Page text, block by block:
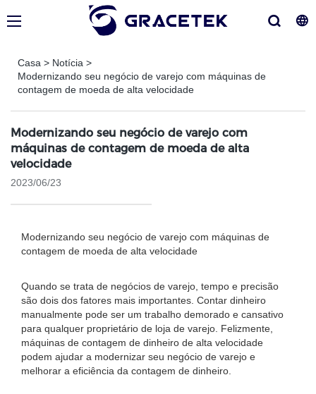
Casa > Notícia >
Modernizando seu negócio de varejo com máquinas de
contagem de moeda de alta velocidade
Modernizando seu negócio de varejo com
máquinas de contagem de moeda de alta
velocidade
2023/06/23
Modernizando seu negócio de varejo com máquinas de
contagem de moeda de alta velocidade
Quando se trata de negócios de varejo, tempo e precisão
são dois dos fatores mais importantes. Contar dinheiro
manualmente pode ser um trabalho demorado e cansativo
para qualquer proprietário de loja de varejo. Felizmente,
máquinas de contagem de dinheiro de alta velocidade
podem ajudar a modernizar seu negócio de varejo e
melhorar a eficiência da contagem de dinheiro.